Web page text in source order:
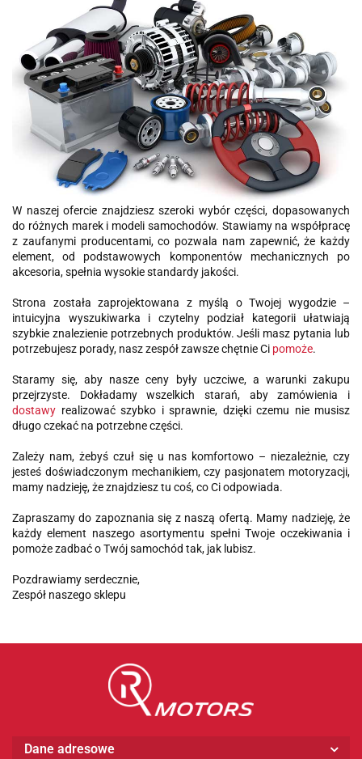
W naszej ofercie znajdziesz szeroki wybór części, dopasowanych
do różnych marek i modeli samochodów. Stawiamy na współpracę
z zaufanymi producentami, co pozwala nam zapewnić, że każdy
element, od podstawowych komponentów mechanicznych po
akcesoria, spełnia wysokie standardy jakości.
Strona została zaprojektowana z myślą o Twojej wygodzie –
intuicyjna wyszukiwarka i czytelny podział kategorii ułatwiają
szybkie znalezienie potrzebnych produktów. Jeśli masz pytania lub
potrzebujesz porady, nasz zespół zawsze chętnie Ci pomoże.
Staramy się, aby nasze ceny były uczciwe, a warunki zakupu
przejrzyste. Dokładamy wszelkich starań, aby zamówienia i
dostawy realizować szybko i sprawnie, dzięki czemu nie musisz
długo czekać na potrzebne części.
Zależy nam, żebyś czuł się u nas komfortowo – niezależnie, czy
jesteś doświadczonym mechanikiem, czy pasjonatem motoryzacji,
mamy nadzieję, że znajdziesz tu coś, co Ci odpowiada.
Zapraszamy do zapoznania się z naszą ofertą. Mamy nadzieję, że
każdy element naszego asortymentu spełni Twoje oczekiwania i
pomoże zadbać o Twój samochód tak, jak lubisz.
Pozdrawiamy serdecznie,
Zespół naszego sklepu
Dane adresowe